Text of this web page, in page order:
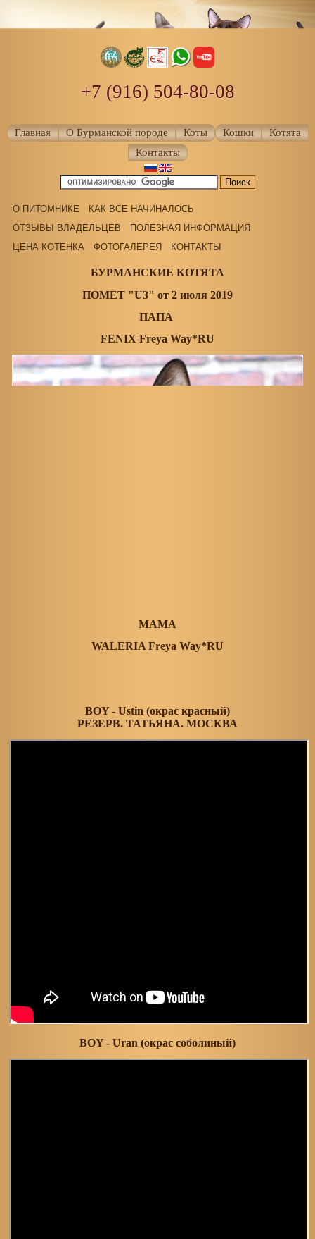
+7 (916) 504-80-08
Главная О Бурманской породе Коты Кошки
Котята
Контакты
О ПИТОМНИКЕ
КАК ВСЕ НАЧИНАЛОСЬ
ОТЗЫВЫ ВЛАДЕЛЬЦЕВ
ПОЛЕЗНАЯ ИНФОРМАЦИЯ
ЦЕНА КОТЕНКА
ФОТОГАЛЕРЕЯ КОНТАКТЫ
БУРМАНСКИЕ КОТЯТА
ПОМЕТ "U3" от 2 июля 2019
ПАПА
FENIX Freya Way*RU
МАМА
WALERIA Freya Way*RU
BOY - Ustin (окрас красный)
РЕЗЕРВ. ТАТЬЯНА. МОСКВА
BOY - Uran (окрас соболиный)